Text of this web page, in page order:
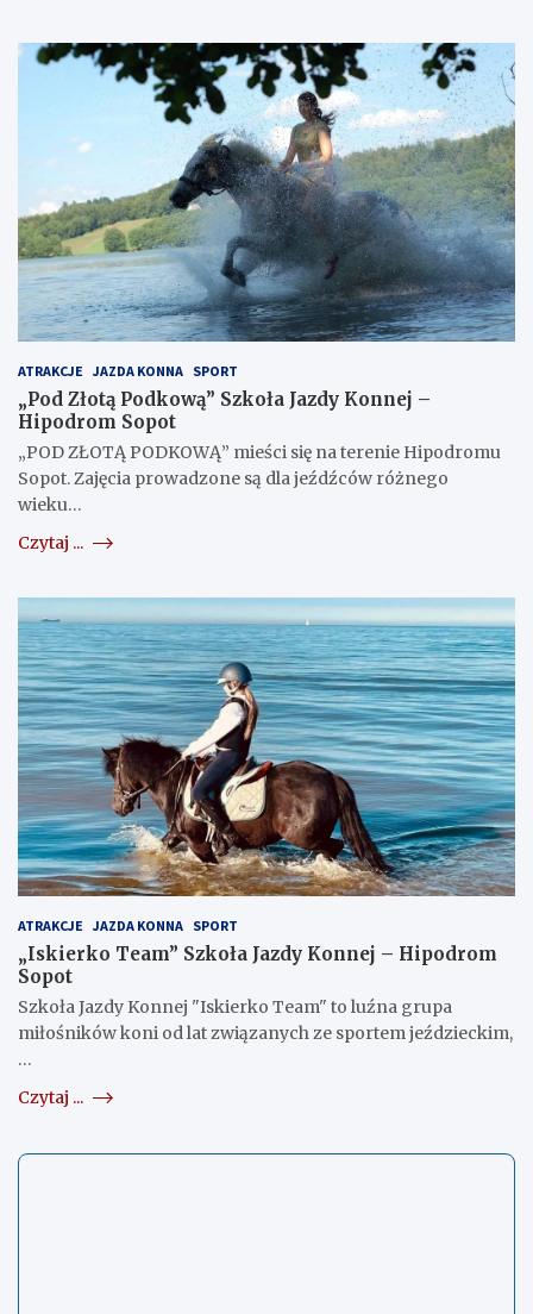
ATRAKCJE JAZDA KONNA SPORT
„Pod Złotą Podkową” Szkoła Jazdy Konnej –
Hipodrom Sopot
„POD ZŁOTĄ PODKOWĄ” mieści się na terenie Hipodromu
Sopot. Zajęcia prowadzone są dla jeźdźców różnego
wieku…
Czytaj ...
ATRAKCJE JAZDA KONNA SPORT
„Iskierko Team” Szkoła Jazdy Konnej – Hipodrom
Sopot
Szkoła Jazdy Konnej "Iskierko Team" to luźna grupa
miłośników koni od lat związanych ze sportem jeździeckim,
…
Czytaj ...